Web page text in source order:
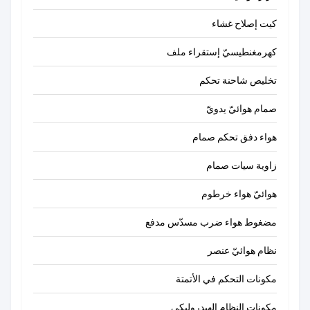
كيت إصلاح غشاء
كهرمغنطيسيّ إستقراء ملف
تخليص شاحنة تحكم
صمام هوائيّ يدويّ
هواء دفق تحكم صمام
زاوية سيات صمام
هوائيّ هواء خرطوم
مضغوط هواء ضرب مسدّس مدفع
نظام هوائيّ عنصر
مكونات التحكم في الأتمتة
مكونات النظام الهيدروليكي